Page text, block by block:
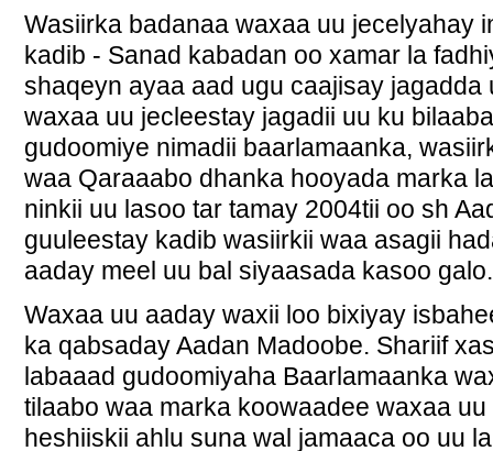
Wasiirka badanaa waxaa uu jecelyahay
kadib - Sanad kabadan oo xamar la
shaqeyn ayaa aad ugu caajisay jagadda
waxaa uu jecleestay jagadii uu ku
gudoomiye nimadii baarlamaanka,
waa Qaraaabo dhanka hooyada marka
ninkii uu lasoo tar tamay 2004tii oo sh
guuleestay kadib wasiirkii waa asagii
aaday meel uu bal siyaasada kasoo galo.
Waxaa uu aaday waxii loo bixiyay
ka qabsaday Aadan Madoobe. Shariif
labaaad gudoomiyaha Baarlamaanka
tilaabo waa marka koowaadee waxaa
heshiiskii ahlu suna wal jamaaca oo uu